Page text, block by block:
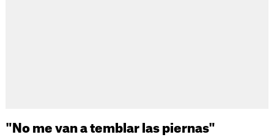
"No me van a temblar las piernas"